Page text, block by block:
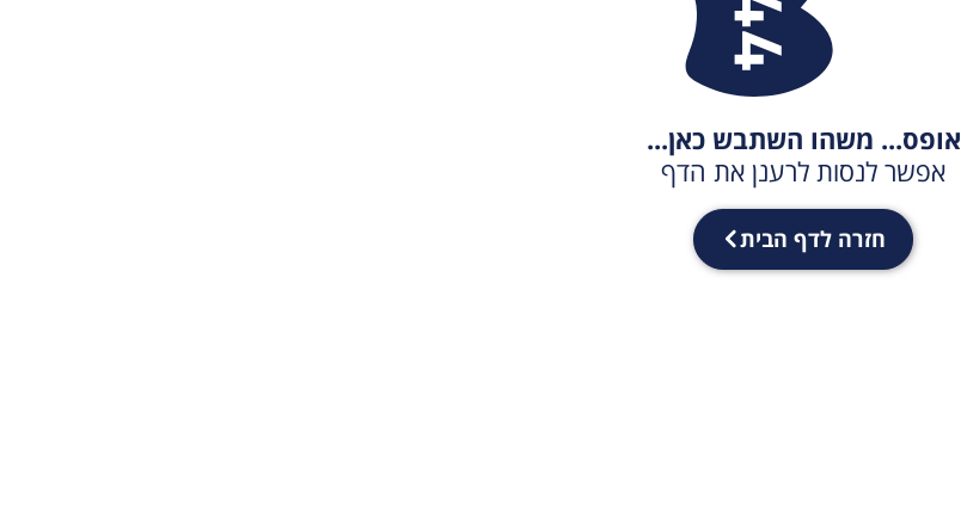
אופס... משהו השתבש כאן...
אפשר לנסות לרענן את הדף
חזרה לדף הבית